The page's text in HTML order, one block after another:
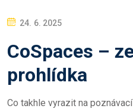
P
S
E
D
24. 6. 2025
CoSpaces –
prohlídka
Co takhle vyrazit na